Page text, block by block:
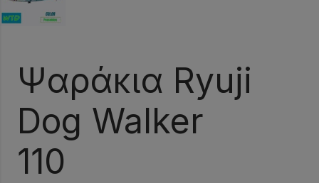
Ψαράκια Ryuji
Dog Walker
110